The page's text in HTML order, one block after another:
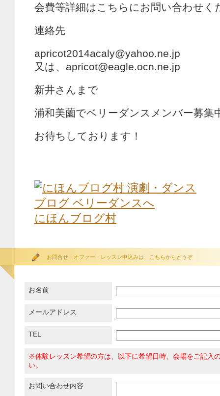
会費等詳細はこちらにお問い合わせく
連絡先
apricot2014acaly@yahoo.ne.jp
又は、apricot@eagle.ocn.ne.jp
新井さんまで
浦和美薗でベリーダンスメンバー募集
お待ちしております！
にほんブログ村
お問合せ・オファー・レッスン申込みは、こちらからどうぞ
お名前
メールアドレス
TEL
※体験レッスン希望の方は、以下に希望日時、会場をご記入
い。
お問い合わせ内容